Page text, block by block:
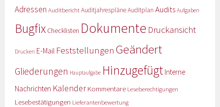
Adressen AuditberichtAuditjahrespläneAuditplan Audits Aufgaben
Bugfix Checklisten Dokumente Druckansicht
Drucken E-Mail Feststellungen Geändert
Gliederungen Hauptaufgabe Hinzugefügt Interne
Nachrichten KalenderKommentare Leseberechtigungen
Lesebestätigungen Lieferantenbewertung